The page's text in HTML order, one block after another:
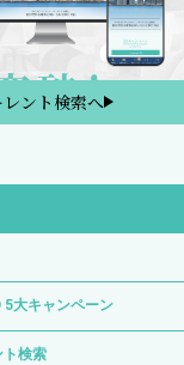
ント検索へ
5大キャンペーン
ト検索